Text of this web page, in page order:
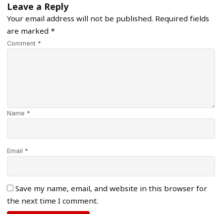
Leave a Reply
Your email address will not be published. Required fields
are marked *
Comment *
Name *
Email *
Save my name, email, and website in this browser for
the next time I comment.